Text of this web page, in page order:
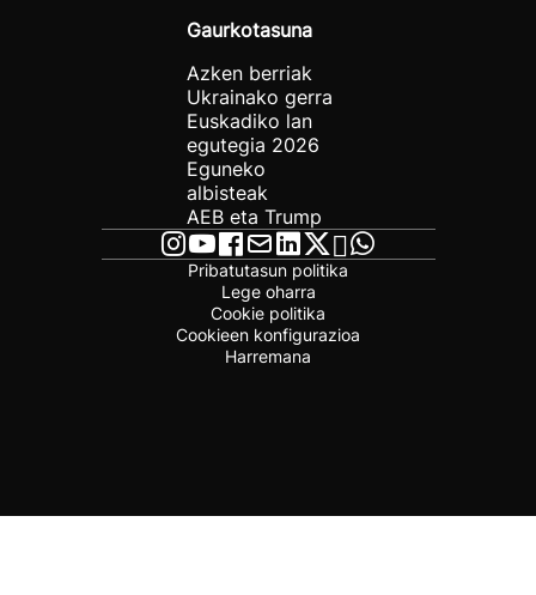
Gaurkotasuna
Azken berriak
Ukrainako gerra
Euskadiko lan
egutegia 2026
Eguneko
albisteak
AEB eta Trump
Pribatutasun politika
Lege oharra
Cookie politika
Cookieen konfigurazioa
Harremana